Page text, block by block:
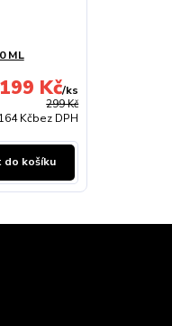
ML
299 Kč
199 Kč/ks
164 Kčbez DPH
do košíku